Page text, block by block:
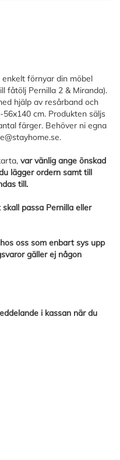
förnyar din möbel
fåtölj Pernilla 2 & Miranda).
hjälp av resårband och
cm. Produkten säljs
färger. Behöver ni egna
.
var vänlig ange önskad
lägger ordern samt till
till.
passa Pernilla eller
oss som enbart sys upp
gäller ej någon
i kassan när du